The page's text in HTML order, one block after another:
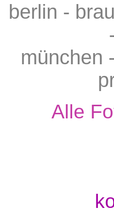
berlin -
münchen
Alle